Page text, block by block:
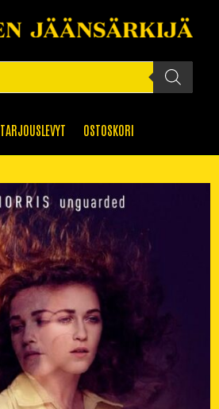
TARJOUSLEVYT OSTOSKORI